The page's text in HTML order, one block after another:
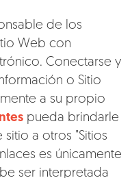
de los
Web con
Conectarse y
o Sitio
a su propio
pueda brindarle
a otros "Sitios
es únicamente
ser interpretada